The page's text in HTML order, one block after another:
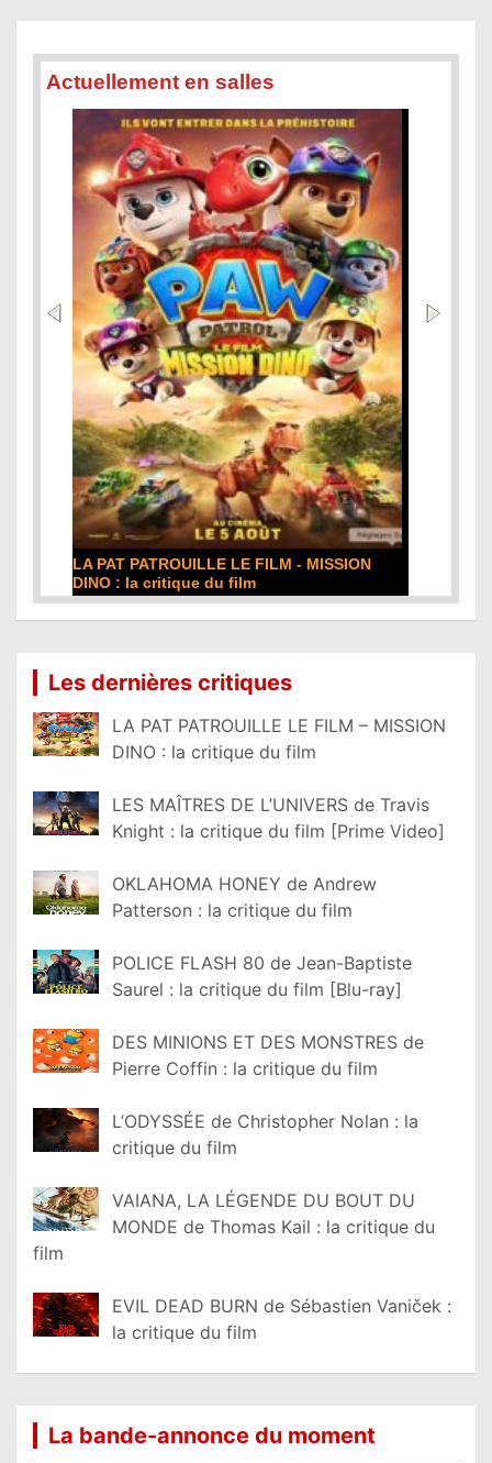
Actuellement en salles
DE LA COMÉDIE-FRANÇAISE : la critique du
film
Les dernières critiques
LA PAT PATROUILLE LE FILM – MISSION
DINO : la critique du film
LES MAÎTRES DE L’UNIVERS de Travis
Knight : la critique du film [Prime Video]
OKLAHOMA HONEY de Andrew
Patterson : la critique du film
POLICE FLASH 80 de Jean-Baptiste
Saurel : la critique du film [Blu-ray]
DES MINIONS ET DES MONSTRES de
Pierre Coffin : la critique du film
L’ODYSSÉE de Christopher Nolan : la
critique du film
VAIANA, LA LÉGENDE DU BOUT DU
MONDE de Thomas Kail : la critique du
film
EVIL DEAD BURN de Sébastien Vaniček :
la critique du film
La bande-annonce du moment